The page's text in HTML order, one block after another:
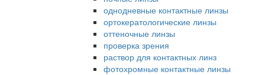
однодневные контактные линзы
ортокератологические линзы
оттеночные линзы
проверка зрения
раствор для контактных линз
фотохромные контактные линзы